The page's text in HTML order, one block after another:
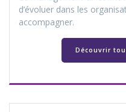
d’évoluer dans les
accompagner.
Découvrir